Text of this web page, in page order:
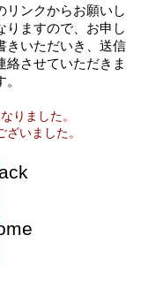
リンクからお願いし
りますので、お申し
きいただいき、送信
絡させていただきま
。
りました。
いました。